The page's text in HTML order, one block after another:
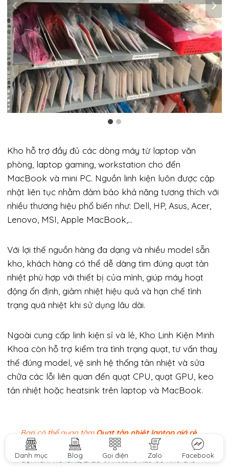
Kho hỗ trợ đầy đủ các dòng máy từ laptop văn
phòng, laptop gaming, workstation cho đến
MacBook và mini PC. Nguồn linh kiện luôn được cập
nhật liên tục nhằm đảm bảo khả năng tương thích với
nhiều thương hiệu phổ biến như: Dell, HP, Asus, Acer,
Lenovo, MSI, Apple MacBook,…
Với lợi thế nguồn hàng đa dạng và nhiều model sẵn
kho, khách hàng có thể dễ dàng tìm đúng quạt tản
nhiệt phù hợp với thiết bị của mình, giúp máy hoạt
động ổn định, giảm nhiệt hiệu quả và hạn chế tình
trạng quá nhiệt khi sử dụng lâu dài.
Ngoài cung cấp linh kiện sỉ và lẻ, Kho Linh Kiện Minh
Khoa còn hỗ trợ kiểm tra tình trạng quạt, tư vấn thay
thế đúng model, vệ sinh hệ thống tản nhiệt và sửa
chữa các lỗi liên quan đến quạt CPU, quạt GPU, keo
tản nhiệt hoặc heatsink trên laptop và MacBook.
Bạn có thể quan tâm Quạt tản nhiệt laptop giá rẻ​
GỌI NGAY HOTLINE/ZALO 0911.003.113 NẾU CÓ NHU CẦU
Danh mục Blog Gọi điện Zalo Facebook